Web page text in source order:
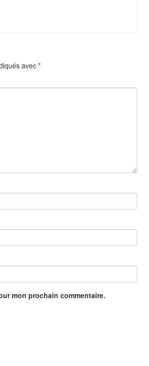
avec*
mon prochain commentaire.